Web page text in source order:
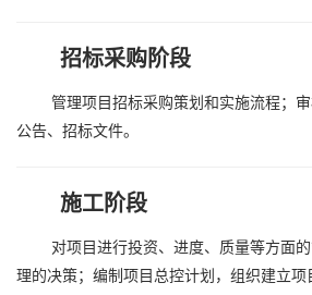
招标采购阶段
管理项目招标采购策划和实施流程；审
公告、招标文件。
施工阶段
对项目进行投资、进度、质量等方面的
理的决策；编制项目总控计划，组织建立项